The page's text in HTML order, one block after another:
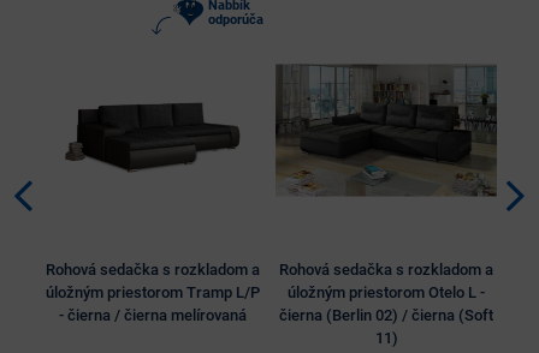
Nabbík
odporúča
Rohová sedačka s rozkladom a
úložným priestorom Tramp L/P
- čierna / čierna melírovaná
Rohová sedačka s rozkladom a
úložným priestorom Otelo L -
čierna (Berlin 02) / čierna (Soft
11)